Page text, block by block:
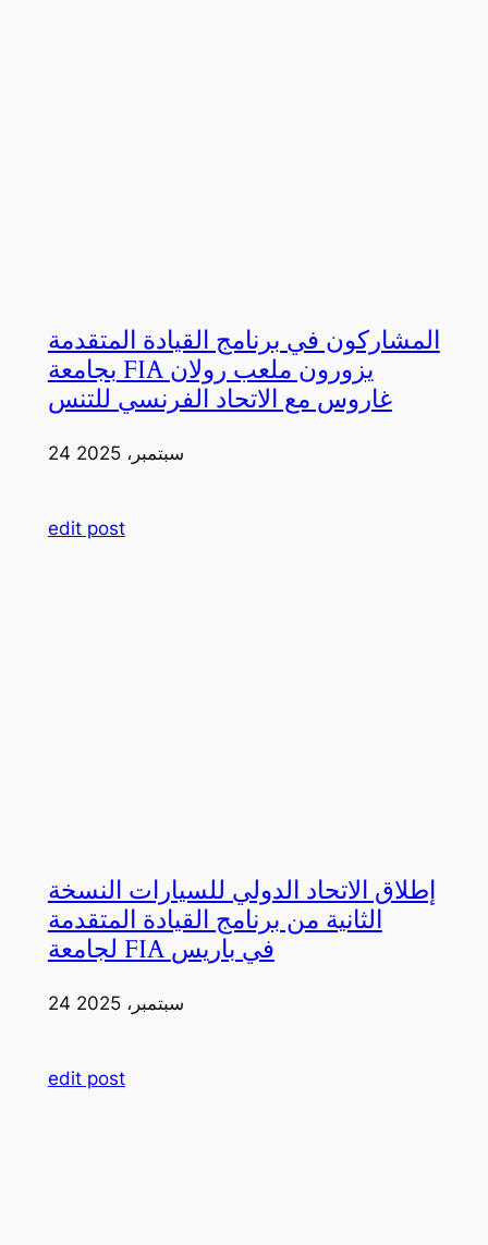
المشاركون في برنامج القيادة المتقدمة
بجامعة FIA يزورون ملعب رولان
غاروس مع الاتحاد الفرنسي للتنس
24 سبتمبر، 2025
edit post
إطلاق الاتحاد الدولي للسيارات النسخة
الثانية من برنامج القيادة المتقدمة
لجامعة FIA في باريس
24 سبتمبر، 2025
edit post